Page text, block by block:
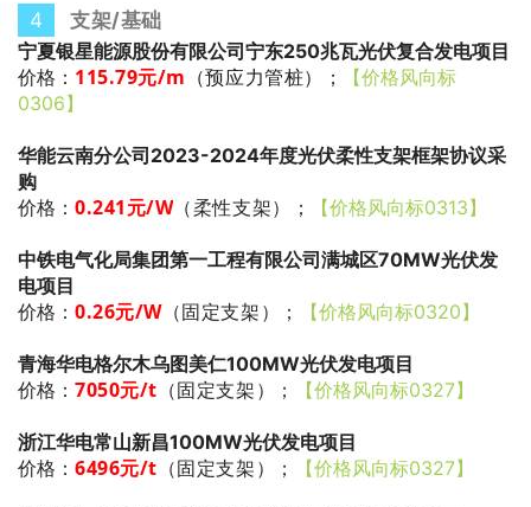
4 支架/基础
宁夏银星能源股份有限公司宁东250兆瓦光伏复合发电项目
价格： 115.79元/m （预应力管桩） ；
【价格风向标
0306】
华能云南分公司2023-2024年度光伏柔性支架框架协议采
购
价格： 0.241元/W （柔性支架） ； 【价格风向标0313】
中铁电气化局集团第一工程有限公司满城区70MW光伏发
电项目
价格： 0.26元/W（固定支架） ； 【价格风向标0320】
青海华电格尔木乌图美仁100MW光伏发电项目
价格： 7050元/t （固定支架） ； 【价格风向标0327】
浙江华电常山新昌100MW光伏发电项目
价格： 6496元/t （固定支架） ； 【价格风向标0327】